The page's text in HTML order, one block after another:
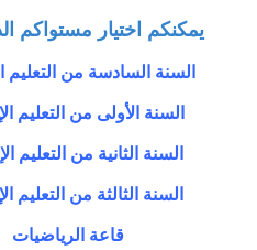
:يمكنكم اختيار مستواكم
السنة السادسة من التعليم
السنة الأولى من التعليم
السنة الثانية من التعليم
السنة الثالثة من التعليم
قاعة الرياضيات